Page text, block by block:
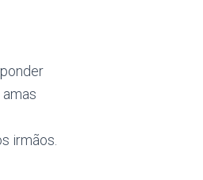
irmãos.